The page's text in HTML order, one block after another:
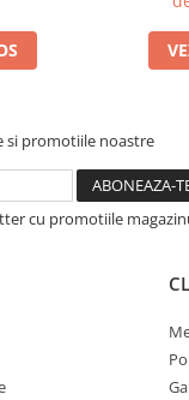
si promotiile noastre
cu promotiile